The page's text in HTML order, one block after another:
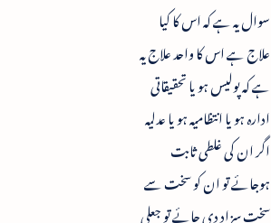
سوال یہ ہے کہ اس کا کیا
علاج ہے اس کا واحد علاج یہ
ہے کہ پولیس ہو یا تحقیقاتی
ادارہ ہو یا انتظامیہ ہو یا عدلیہ
اگر ان کی غلطی ثابت
ہوجائے تو ان کو سخت سے
سخت سزاد دی جائے تو جعلی